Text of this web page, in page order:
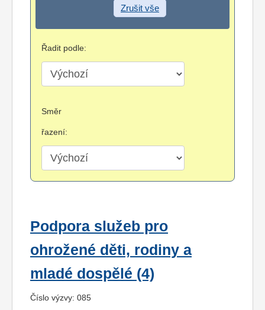
Zrušit vše
Řadit podle:
Směr
řazení:
Podpora služeb pro
ohrožené děti, rodiny a
mladé dospělé (4)
Číslo výzvy: 085